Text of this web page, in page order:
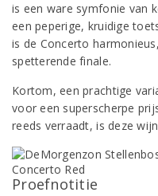
is een ware symfonie van
een peperige, kruidige
is de Concerto
spetterende finale.
Kortom, een prachtige
voor een superscherpe
reeds verraadt, is deze
Proefnotitie